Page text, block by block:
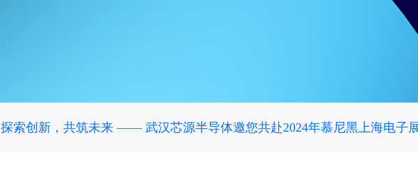
探索创新，共筑未来 —— 武汉芯源半导体邀您共赴2024年慕尼黑上海电子